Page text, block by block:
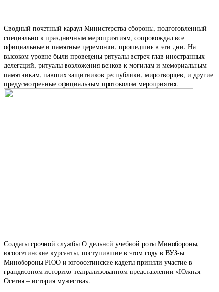
Сводный почетный караул Министерства обороны, подготовленный
специально к праздничным мероприятиям, сопровождал все
официальные и памятные церемонии, прошедшие в эти дни. На
высоком уровне были проведены ритуалы встреч глав иностранных
делегаций, ритуалы возложения венков к могилам и мемориальным
памятникам, павших защитников республики, миротворцев, и другие
предусмотренные официальным протоколом мероприятия.
Солдаты срочной службы Отдельной учебной роты Минобороны,
югоосетинские курсанты, поступившие в этом году в ВУЗ-ы
Минобороны РЮО и югоосетинские кадеты приняли участие в
грандиозном историко-театрализованном представлении «Южная
Осетия – история мужества».